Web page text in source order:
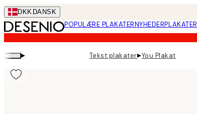
Skip
to
main
content.
DKK DANSK
POPULÆRE PLAKATERNYHEDERPLAKATER
▸ Tekst plakater▸You Plakat